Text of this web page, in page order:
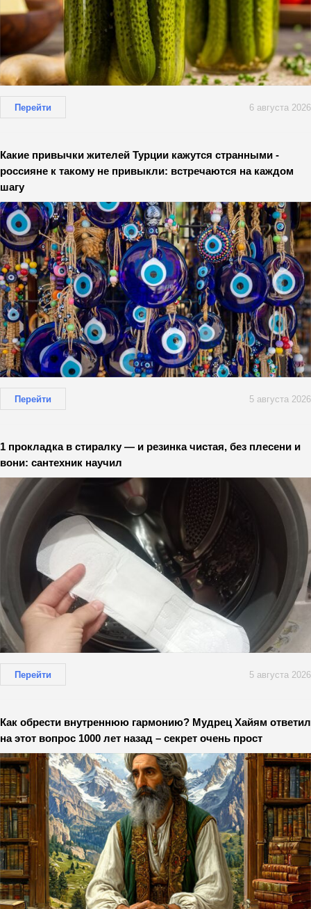
Перейти 6 августа 2026
Какие привычки жителей Турции кажутся странными -
россияне к такому не привыкли: встречаются на каждом
шагу
Перейти 5 августа 2026
1 прокладка в стиралку — и резинка чистая, без плесени и
вони: сантехник научил
Перейти 5 августа 2026
Как обрести внутреннюю гармонию? Мудрец Хайям ответил
на этот вопрос 1000 лет назад – секрет очень прост